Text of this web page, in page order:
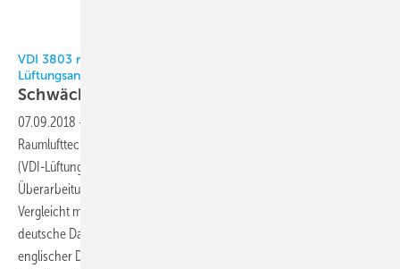
VDI 3803 regelt Planung UND Ausführung zentraler
Lüftungsanlagen
Schwächen noch
07.09.2018 -
Raumlufttechnische Anlagen Bauliche und technische Anforderungen
(VDI-Lüftungsregeln)“ [2] vom Februar 2010 bedurfte einer
Überarbeitung. Im August erschien der entsprechende Entwurf [1].
Vergleicht man den inhaltlichen Umfang des Normentwurfs (nur
deutsche Darstellung) mit der Fassung von 2010 (in deutscher und
englischer Darstellung), so stellt man eine Verdoppelung des Umfangs